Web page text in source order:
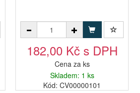
182,00 Kč s DPH
Cena za ks
Skladem: 1 ks
Kód: CV00000101